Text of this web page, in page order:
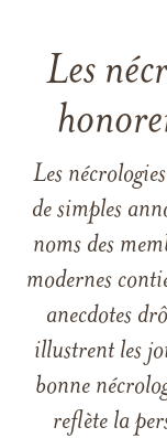
Les
Les
de simples
noms des
modernes
anecdotes
illustrent les
bonne
reflète la